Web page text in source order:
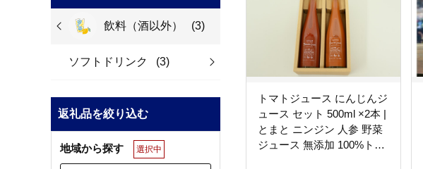
飲料（酒以外） (3)
ソフトドリンク (3)
返礼品を絞り込む
地域から探す 選択中
トマトジュース にんじんジ
ュース セット 500ml ×2本 |
とまと ニンジン 人参 野菜
ジュース 無添加 100%トマ